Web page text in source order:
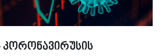
კორონავირუსის